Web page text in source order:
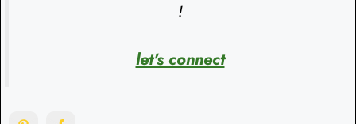
!
let's connect